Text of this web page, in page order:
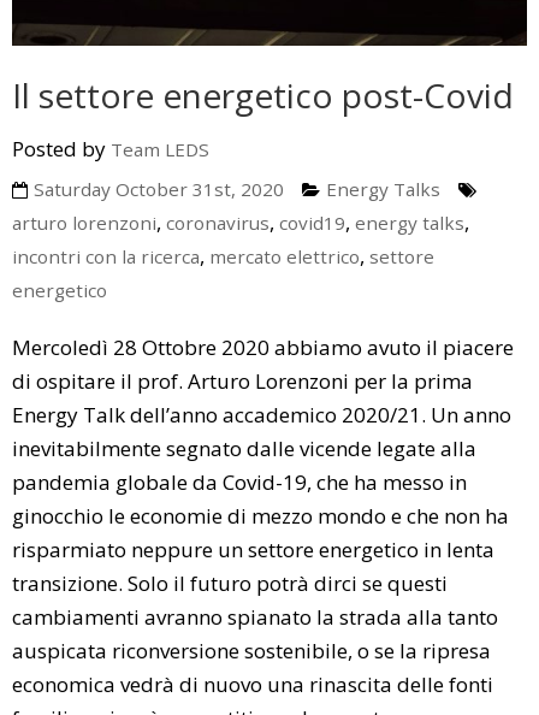
Il settore energetico post-Covid
Posted by Team LEDS
Saturday October 31st, 2020
Energy Talks
arturo lorenzoni, coronavirus, covid19, energy talks,
incontri con la ricerca, mercato elettrico, settore
energetico
Mercoledì 28 Ottobre 2020 abbiamo avuto il piacere
di ospitare il prof. Arturo Lorenzoni per la prima
Energy Talk dell’anno accademico 2020/21. Un anno
inevitabilmente segnato dalle vicende legate alla
pandemia globale da Covid-19, che ha messo in
ginocchio le economie di mezzo mondo e che non ha
risparmiato neppure un settore energetico in lenta
transizione. Solo il futuro potrà dirci se questi
cambiamenti avranno spianato la strada alla tanto
auspicata riconversione sostenibile, o se la ripresa
economica vedrà di nuovo una rinascita delle fonti